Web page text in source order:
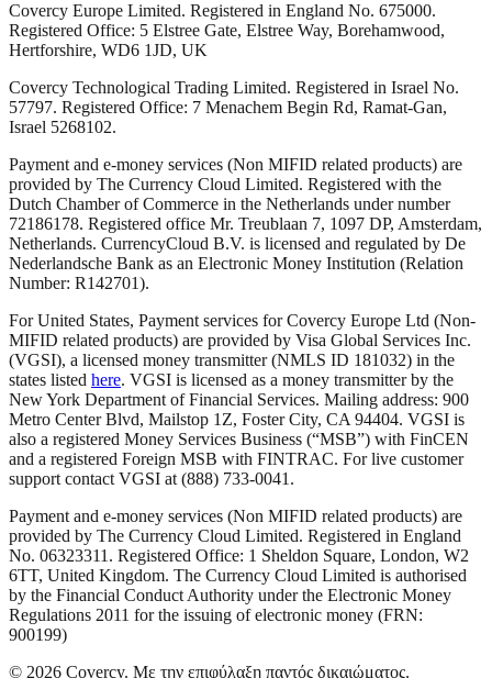
Covercy Europe Limited. Registered in England No. 675000.
Registered Office: 5 Elstree Gate, Elstree Way, Borehamwood,
Hertforshire, WD6 1JD, UK
Covercy Technological Trading Limited. Registered in Israel No.
57797. Registered Office: 7 Menachem Begin Rd, Ramat-Gan,
Israel 5268102.
Payment and e-money services (Non MIFID related products) are
provided by The Currency Cloud Limited. Registered with the
Dutch Chamber of Commerce in the Netherlands under number
72186178. Registered office Mr. Treublaan 7, 1097 DP, Amsterdam,
Netherlands. CurrencyCloud B.V. is licensed and regulated by De
Nederlandsche Bank as an Electronic Money Institution (Relation
Number: R142701).
For United States, Payment services for Covercy Europe Ltd (Non-
MIFID related products) are provided by Visa Global Services Inc.
(VGSI), a licensed money transmitter (NMLS ID 181032) in the
states listed here. VGSI is licensed as a money transmitter by the
New York Department of Financial Services. Mailing address: 900
Metro Center Blvd, Mailstop 1Z, Foster City, CA 94404. VGSI is
also a registered Money Services Business (“MSB”) with FinCEN
and a registered Foreign MSB with FINTRAC. For live customer
support contact VGSI at (888) 733-0041.
Payment and e-money services (Non MIFID related products) are
provided by The Currency Cloud Limited. Registered in England
No. 06323311. Registered Office: 1 Sheldon Square, London, W2
6TT, United Kingdom. The Currency Cloud Limited is authorised
by the Financial Conduct Authority under the Electronic Money
Regulations 2011 for the issuing of electronic money (FRN:
900199)
© 2026 Covercy. Με την επιφύλαξη παντός δικαιώματος.